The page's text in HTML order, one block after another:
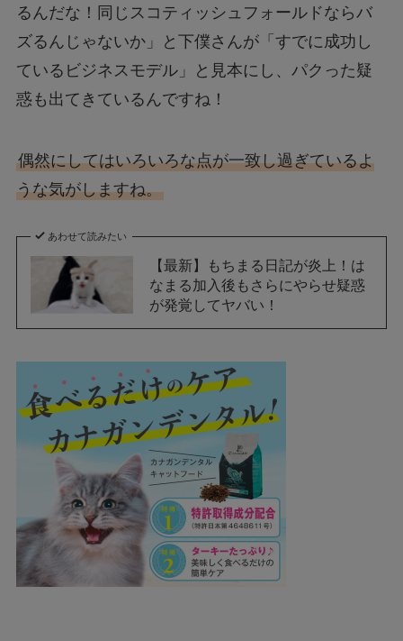
るんだな！同じスコティッシュフォールドならバ
ズるんじゃないか」と下僕さんが「すでに成功し
ているビジネスモデル」と見本にし、パクった疑
惑も出てきているんですね！
偶然にしてはいろいろな点が一致し過ぎているよ
うな気がしますね。
あわせて読みたい
【最新】もちまる日記が炎上！は
なまる加入後もさらにやらせ疑惑
が発覚してヤバい！